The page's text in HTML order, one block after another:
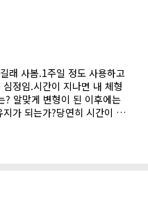
래 사봄.1주일 정도 사용하고
정임.시간이 지나면 내 체형
? 알맞게 변형이 된 이후에는
가 되는가?당연히 시간이 지